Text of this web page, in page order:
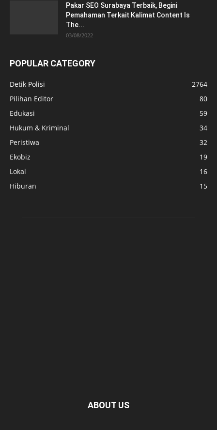
Pakar SEO Surabaya Terbaik, Begini
Pemahaman Terkait Kalimat Content Is
The...
03/08/2022
POPULAR CATEGORY
Detik Polisi
2764
Pilihan Editor
80
Edukasi
59
Hukum & Kriminal
34
Peristiwa
32
Ekobiz
19
Lokal
16
Hiburan
15
ABOUT US